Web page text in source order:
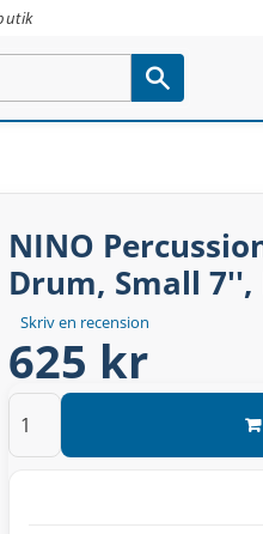
NINO
Drum, Small
Skriv en recension
625 kr